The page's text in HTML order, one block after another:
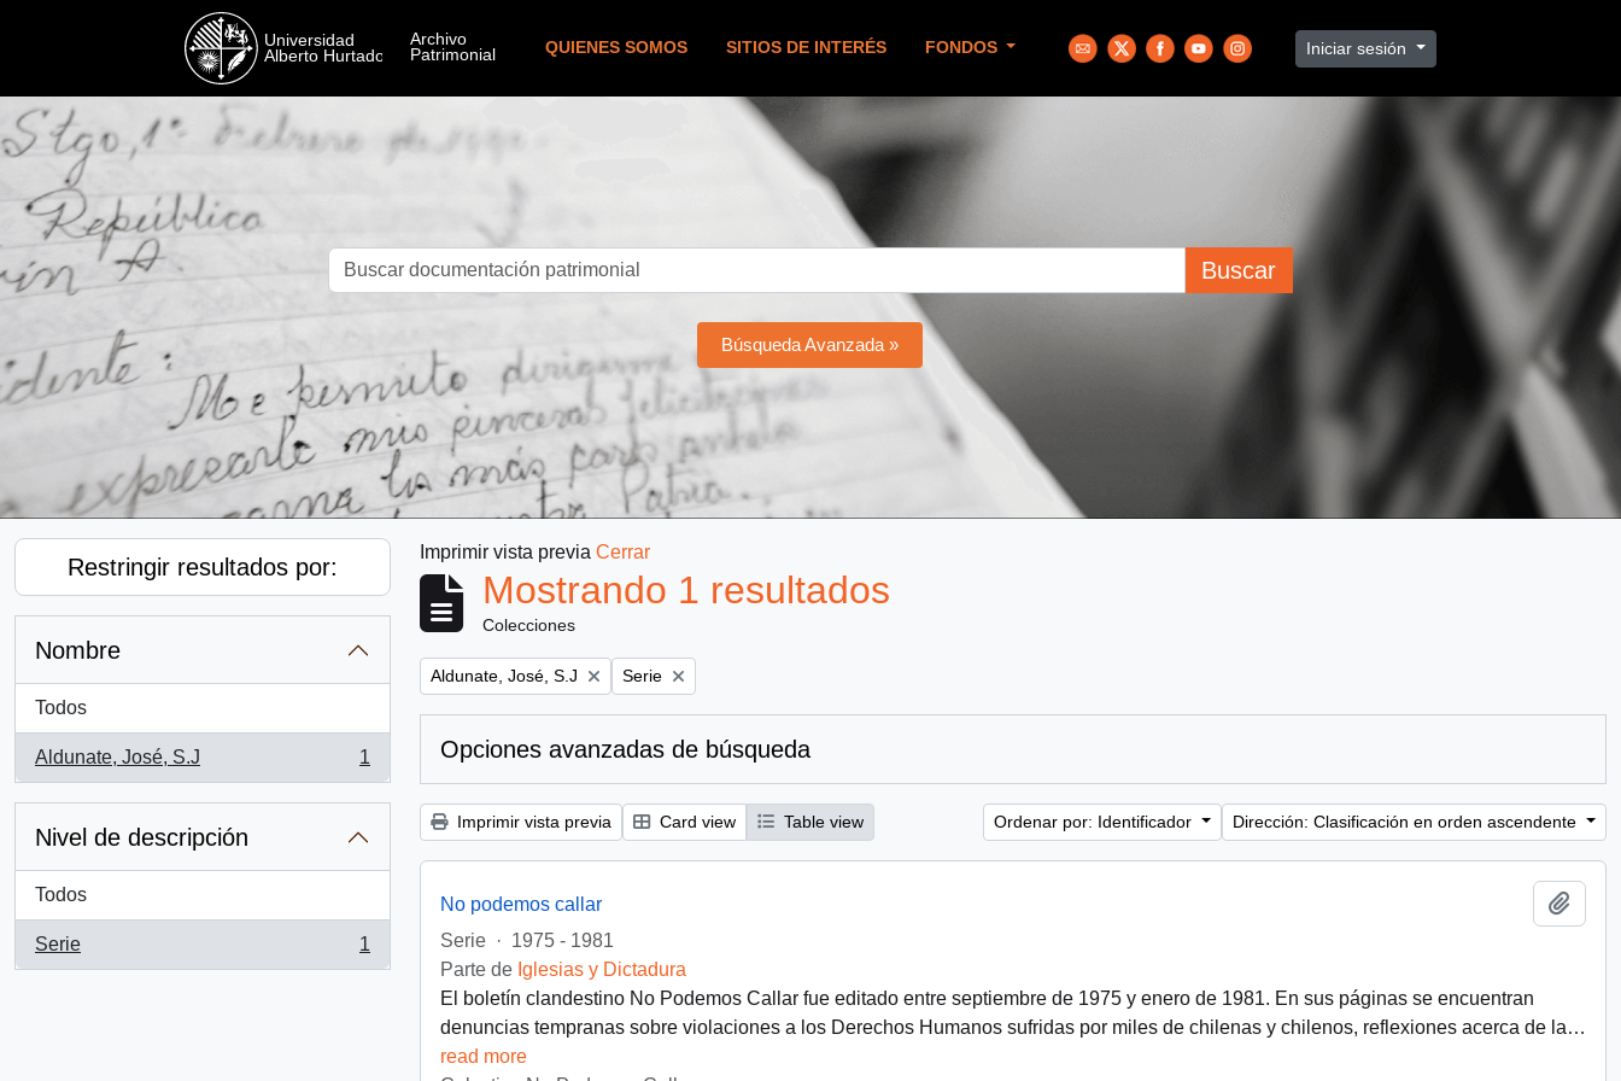
QUIENES SOMOS SITIOS DE INTERÉS FONDOS Iniciar sesión
Buscar
Búsqueda Avanzada »
Restringir resultados por:
Nombre
Todos
Aldunate, José, S.J
, 1 resultados
1
Nivel de descripción
Todos
Serie
, 1 resultados
1
Imprimir vista previa Cerrar
Mostrando 1 resultados
Colecciones
Remove filter:
Aldunate, José, S.J Remove filter:
Serie
Opciones avanzadas de búsqueda
Imprimir vista previa Card view Table view Ordenar por: Identificador Dirección: Clasificación en orden ascendente
No podemos callar
Serie · 1975 - 1981
Parte de Iglesias y Dictadura
El boletín clandestino No Podemos Callar fue editado entre septiembre de 1975 y enero de 1981. En sus páginas se encuentran
denuncias tempranas sobre violaciones a los Derechos Humanos sufridas por miles de chilenas y chilenos, reflexiones acerca de la…
read more